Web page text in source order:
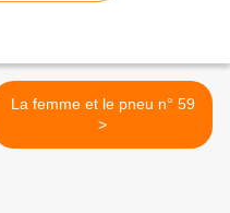
La femme et le pneu n° 59
>